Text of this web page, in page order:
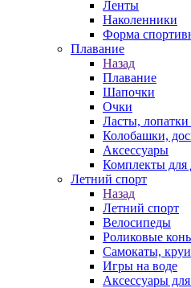
Ленты
Наколенники
Форма
Плавание
Назад
Плавание
Шапочки
Очки
Ласты, лопатки
Колобашки,
Аксессуары
Комплекты для
Летний спорт
Назад
Летний спорт
Велосипеды
Роликовые
Самокаты,
Игры на воде
Аксессуары